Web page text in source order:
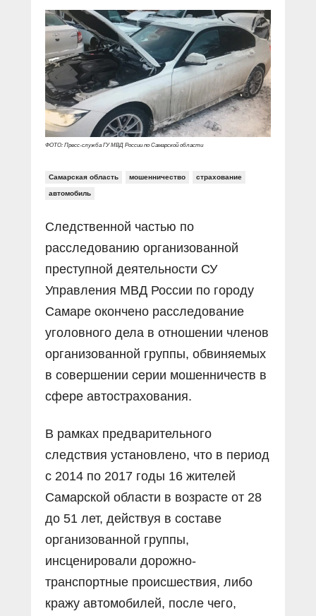
Документальные фильмы
В знании сила
Специальный репортаж
КиберПОСТОВОЙ
Газета «Щит и меч»
Журнал «Полиция России»
О ПОРТАЛЕ
Контакты
Вакансии
ФОТО: Пресс-служба ГУ МВД России по Самарской области
Самарская область мошенничество страхование
автомобиль
Следственной частью по
расследованию организованной
преступной деятельности СУ
Управления МВД России по городу
Самаре окончено расследование
уголовного дела в отношении членов
организованной группы, обвиняемых
в совершении серии мошенничеств в
сфере автострахования.
В рамках предварительного
следствия установлено, что в период
с 2014 по 2017 годы 16 жителей
Самарской области в возрасте от 28
до 51 лет, действуя в составе
организованной группы,
инсценировали дорожно-
транспортные происшествия, либо
кражу автомобилей, после чего,